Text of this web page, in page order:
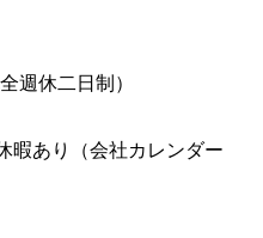
週休二日制）
暇あり（会社カレンダー